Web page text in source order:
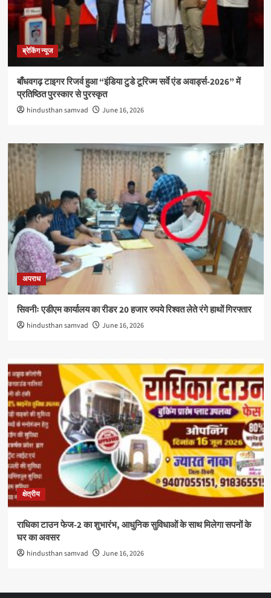
ब्रेकिंग न्यूज
बाँधवगढ़ टाइगर रिजर्व हुआ “इंडिया टुडे टूरिज्म सर्वे एंड अवार्ड्स-2026” में
प्रतिष्ठित पुरस्कार से पुरस्कृत
hindusthan samvad June 16, 2026
अपराध
सिवनीः एडीएम कार्यालय का रीडर 20 हजार रुपये रिश्वत लेते रंगे हाथों गिरफ्तार
hindusthan samvad June 16, 2026
क्षेत्रीय
राधिका टाउन फेज-2 का शुभारंभ, आधुनिक सुविधाओं के साथ मिलेगा सपनों के
घर का अवसर
hindusthan samvad June 16, 2026